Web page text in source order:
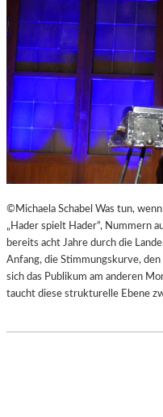
©Michaela Schabel Was tun,
„Hader spielt Hader“, Nummern
bereits acht Jahre durch die
Anfang, die Stimmungskurve, den
sich das Publikum am anderen
taucht diese strukturelle Ebene